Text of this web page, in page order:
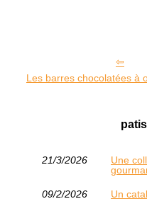
Les barres chocolatées à
21/3/2026
Une
09/2/2026 Un